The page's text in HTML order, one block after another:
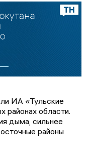
ИА «Тульские
районах области.
дыма, сильнее
районы